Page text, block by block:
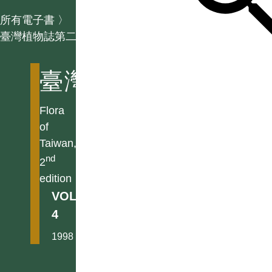
所有電子書 〉
臺灣植物誌第二版
臺灣植物誌第二版
Flora
of
Taiwan,
2nd
edition
VOL.
4
1998